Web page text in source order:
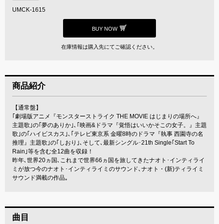
UMCK-1615
BUY NOW
在庫情報は購入先にてご確認ください。
商品紹介
【通常盤】
｢劇場版アニメ『モンスターストライク THE MOVIE はじまりの場所へ』
主題歌｣の｢夢のありか｣､｢映画&ドラマ『覚悟はいいかそこの女子。』主題
歌｣の｢ハイビスカス｣､｢テレビ東京系 金曜8時のドラマ『執事 西園寺の名
推理』主題歌｣の｢しおり｣､そして､最新シングル･21th Single｢Start To
Rain｣等を含む全12曲を収録！
昨年､世界20ヵ国､これまで世界66ヵ国を旅してきたナオト･インティライ
ミが放つ今のナオト･インティライミのサウンド､ナオト・(新)ティライミ
サウンド満載の作品｡
曲目